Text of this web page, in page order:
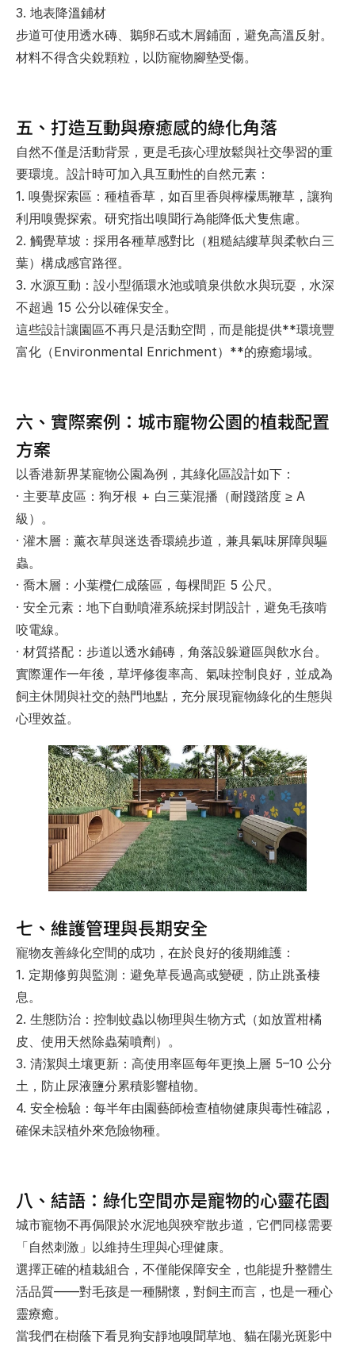
3. 地表降溫鋪材
步道可使用透水磚、鵝卵石或木屑鋪面，避免高溫反射。
材料不得含尖銳顆粒，以防寵物腳墊受傷。
五、打造互動與療癒感的綠化角落
自然不僅是活動背景，更是毛孩心理放鬆與社交學習的重
要環境。設計時可加入具互動性的自然元素：
1. 嗅覺探索區 ：種植香草，如百里香與檸檬馬鞭草，讓狗
利用嗅覺探索。研究指出嗅聞行為能降低犬隻焦慮。
2. 觸覺草坡 ：採用各種草感對比（粗糙結縷草與柔軟白三
葉）構成感官路徑。
3. 水源互動 ：設小型循環水池或噴泉供飲水與玩耍，水深
不超過 15 公分以確保安全。
這些設計讓園區不再只是活動空間，而是能提供**環境豐
富化（Environmental Enrichment）**的療癒場域。
六、實際案例：城市寵物公園的植栽配置
方案
以香港新界某寵物公園為例，其綠化區設計如下：
· 主要草皮區 ：狗牙根 + 白三葉混播（耐踐踏度 ≥ A
級）。
· 灌木層 ：薰衣草與迷迭香環繞步道，兼具氣味屏障與驅
蟲。
· 喬木層 ：小葉欖仁成蔭區，每棵間距 5 公尺。
· 安全元素 ：地下自動噴灌系統採封閉設計，避免毛孩啃
咬電線。
· 材質搭配 ：步道以透水鋪磚，角落設躲避區與飲水台。
實際運作一年後，草坪修復率高、氣味控制良好，並成為
飼主休閒與社交的熱門地點，充分展現寵物綠化的生態與
心理效益。
七、維護管理與長期安全
寵物友善綠化空間的成功，在於良好的後期維護：
1. 定期修剪與監測 ：避免草長過高或變硬，防止跳蚤棲
息。
2. 生態防治 ：控制蚊蟲以物理與生物方式（如放置柑橘
皮、使用天然除蟲菊噴劑）。
3. 清潔與土壤更新 ：高使用率區每年更換上層 5–10 公分
土，防止尿液鹽分累積影響植物。
4. 安全檢驗 ：每半年由園藝師檢查植物健康與毒性確認，
確保未誤植外來危險物種。
八、結語：綠化空間亦是寵物的心靈花園
城市寵物不再侷限於水泥地與狹窄散步道，它們同樣需要
「自然刺激」以維持生理與心理健康。
選擇正確的植栽組合，不僅能保障安全，也能提升整體生
活品質——對毛孩是一種關懷，對飼主而言，也是一種心
靈療癒。
當我們在樹蔭下看見狗安靜地嗅聞草地、貓在陽光斑影中